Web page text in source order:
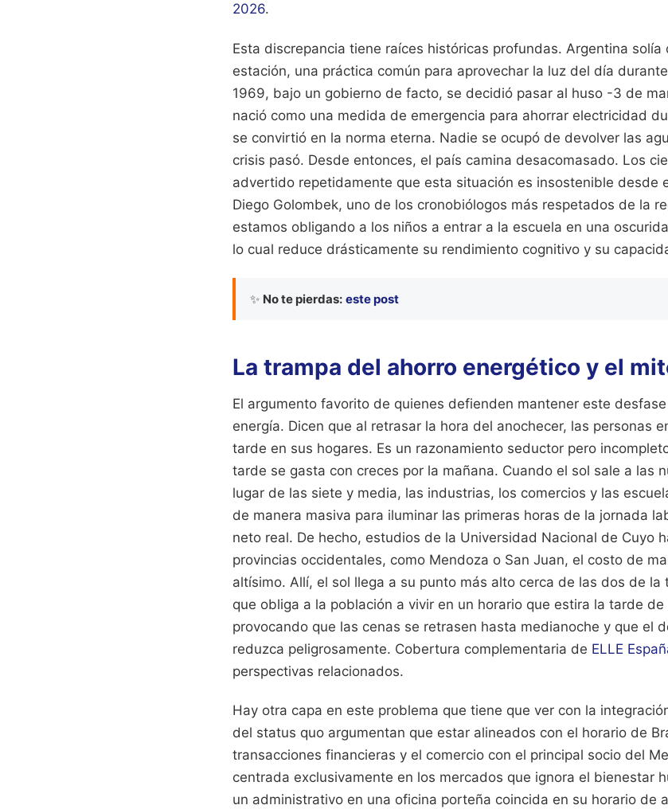
2026.
Esta discrepancia tiene raíces históricas profundas. Argentina solía
estación, una práctica común para aprovechar la luz del día
1969, bajo un gobierno de facto, se decidió pasar al huso -3 de
nació como una medida de emergencia para ahorrar electricidad
se convirtió en la norma eterna. Nadie se ocupó de devolver las
crisis pasó. Desde entonces, el país camina desacomasado. Los
advertido repetidamente que esta situación es insostenible desde
Diego Golombek, uno de los cronobiólogos más respetados de la
estamos obligando a los niños a entrar a la escuela en una
lo cual reduce drásticamente su rendimiento cognitivo y su
✨ No te pierdas: este post
La trampa del ahorro energético y el
El argumento favorito de quienes defienden mantener este
energía. Dicen que al retrasar la hora del anochecer, las personas
tarde en sus hogares. Es un razonamiento seductor pero
tarde se gasta con creces por la mañana. Cuando el sol sale a las
lugar de las siete y media, las industrias, los comercios y las
de manera masiva para iluminar las primeras horas de la jornada
neto real. De hecho, estudios de la Universidad Nacional de Cuyo
provincias occidentales, como Mendoza o San Juan, el costo de
altísimo. Allí, el sol llega a su punto más alto cerca de las dos de la
que obliga a la población a vivir en un horario que estira la tarde
provocando que las cenas se retrasen hasta medianoche y que el
reduzca peligrosamente. Cobertura complementaria de ELLE
perspectivas relacionados.
Hay otra capa en este problema que tiene que ver con la
del status quo argumentan que estar alineados con el horario de
transacciones financieras y el comercio con el principal socio del
centrada exclusivamente en los mercados que ignora el bienestar
un administrativo en una oficina porteña coincida en su horario de